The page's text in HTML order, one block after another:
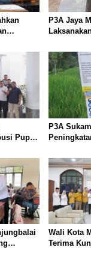
P3A Jaya
Irigasi di
Pupuk
P3A
Pertanian
Wali Kota
Terima